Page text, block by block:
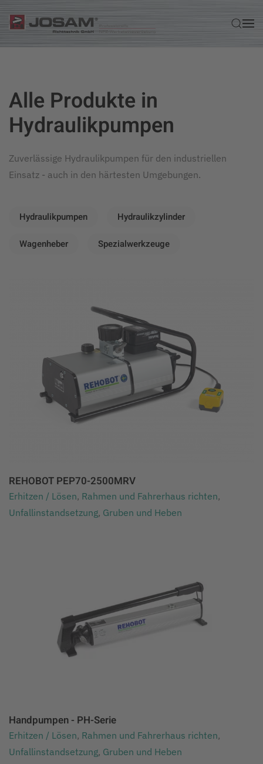
Zum Hauptinhalt springen
Alle Produkte in
Hydraulikpumpen
Zuverlässige Hydraulikpumpen für den industriellen
Einsatz - auch in den härtesten Umgebungen.
Hydraulikpumpen Hydraulikzylinder
Wagenheber Spezialwerkzeuge
REHOBOT PEP70-2500MRV
Erhitzen / Lösen, Rahmen und Fahrerhaus richten,
Unfallinstandsetzung, Gruben und Heben
Handpumpen - PH-Serie
Erhitzen / Lösen, Rahmen und Fahrerhaus richten,
Unfallinstandsetzung, Gruben und Heben